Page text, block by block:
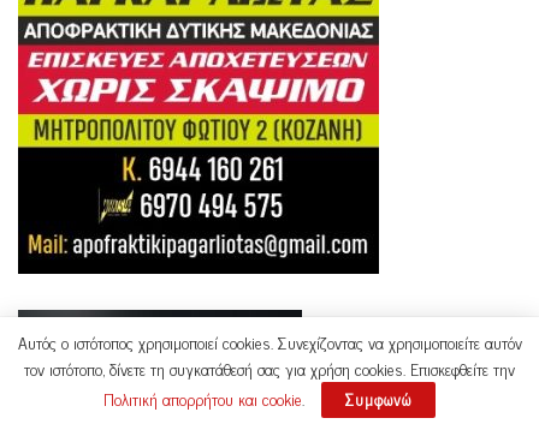
Αυτός ο ιστότοπος χρησιμοποιεί cookies. Συνεχίζοντας να χρησιμοποιείτε αυτόν
τον ιστότοπο, δίνετε τη συγκατάθεσή σας για χρήση cookies. Επισκεφθείτε την
Πολιτική απορρήτου και cookie. Συμφωνώ